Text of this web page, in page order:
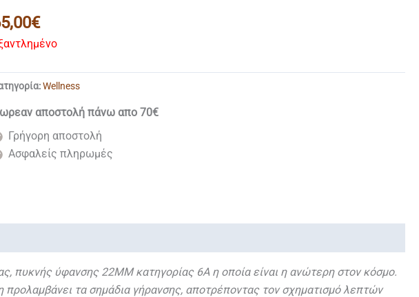
€
Wellness
αποστολή πάνω απο 70€
Γρήγορη αποστολή
Ασφαλείς πληρωμές
πυκνής ύφανσης 22ΜΜ κατηγορίας 6Α η οποία είναι η ανώτερη στον κόσμο.
προλαμβάνει τα σημάδια γήρανσης, αποτρέποντας τον σχηματισμό λεπτών